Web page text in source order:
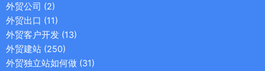
外贸公司 (2)
外贸出口 (11)
外贸客户开发 (13)
外贸建站 (250)
外贸独立站如何做 (31)